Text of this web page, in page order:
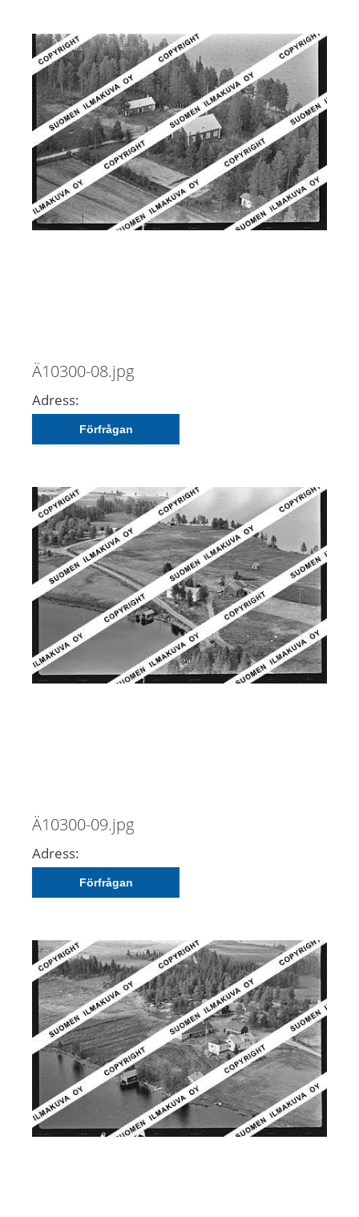
Ä10300-08.jpg
Adress:
Förfrågan
Ä10300-09.jpg
Adress:
Förfrågan